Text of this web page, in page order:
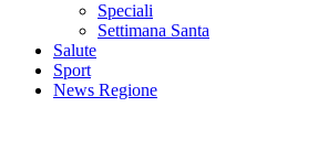
Speciali
Settimana Santa
Salute
Sport
News Regione